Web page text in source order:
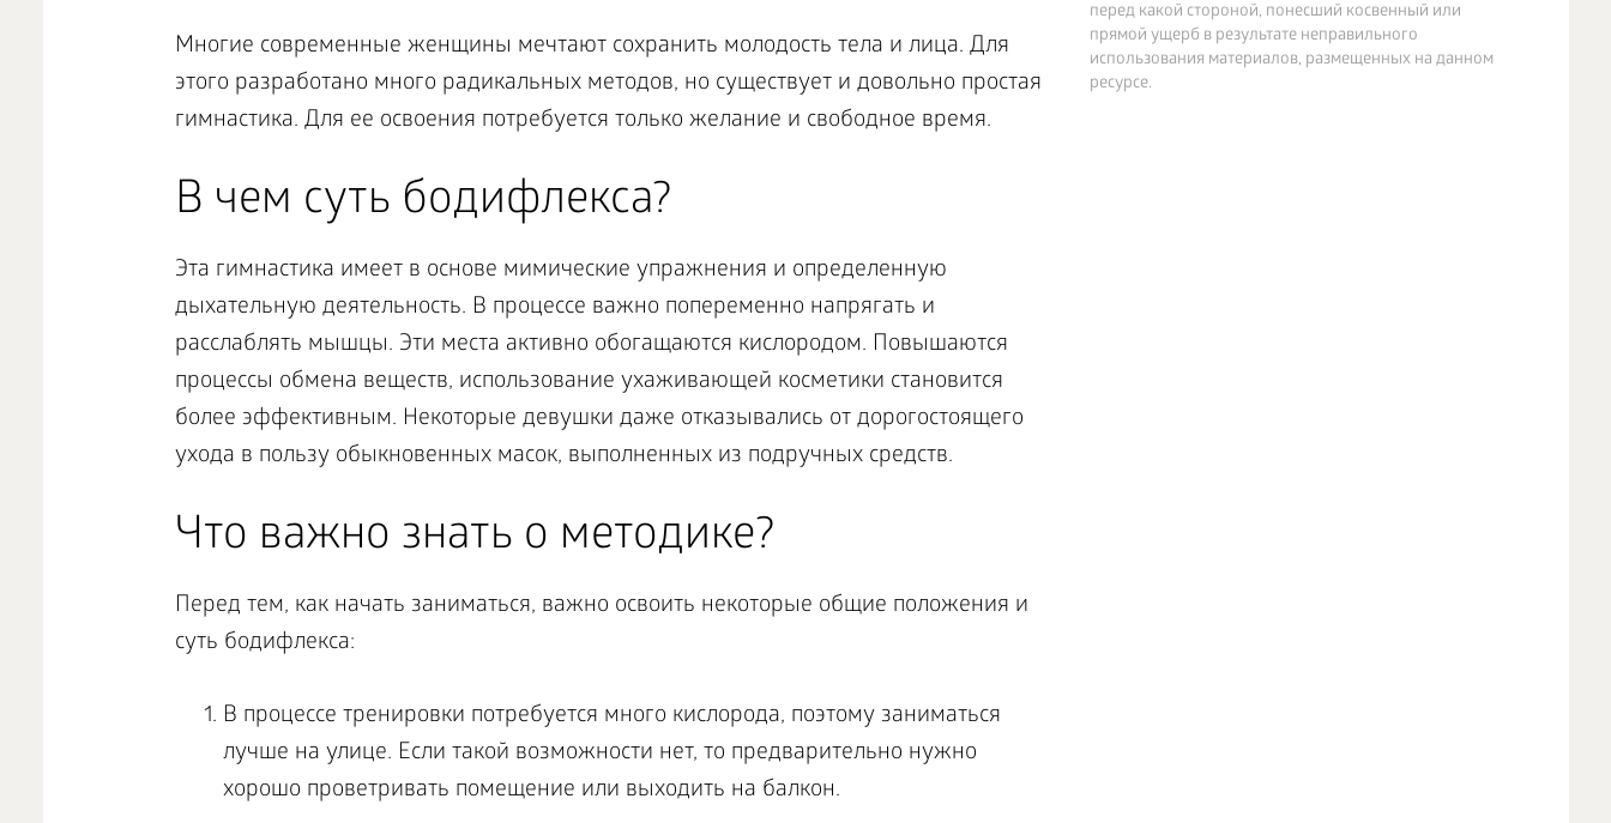
перед какой стороной, понесший косвенный или
прямой ущерб в результате неправильного
использования материалов, размещенных на данном
ресурсе.
Многие современные женщины мечтают сохранить молодость тела и лица. Для
этого разработано много радикальных методов, но существует и довольно простая
гимнастика. Для ее освоения потребуется только желание и свободное время.
В чем суть бодифлекса?
Эта гимнастика имеет в основе мимические упражнения и определенную
дыхательную деятельность. В процессе важно попеременно напрягать и
расслаблять мышцы. Эти места активно обогащаются кислородом. Повышаются
процессы обмена веществ, использование ухаживающей косметики становится
более эффективным. Некоторые девушки даже отказывались от дорогостоящего
ухода в пользу обыкновенных масок, выполненных из подручных средств.
Что важно знать о методике?
Перед тем, как начать заниматься, важно освоить некоторые общие положения и
суть бодифлекса:
В процессе тренировки потребуется много кислорода, поэтому заниматься
лучше на улице. Если такой возможности нет, то предварительно нужно
хорошо проветривать помещение или выходить на балкон.